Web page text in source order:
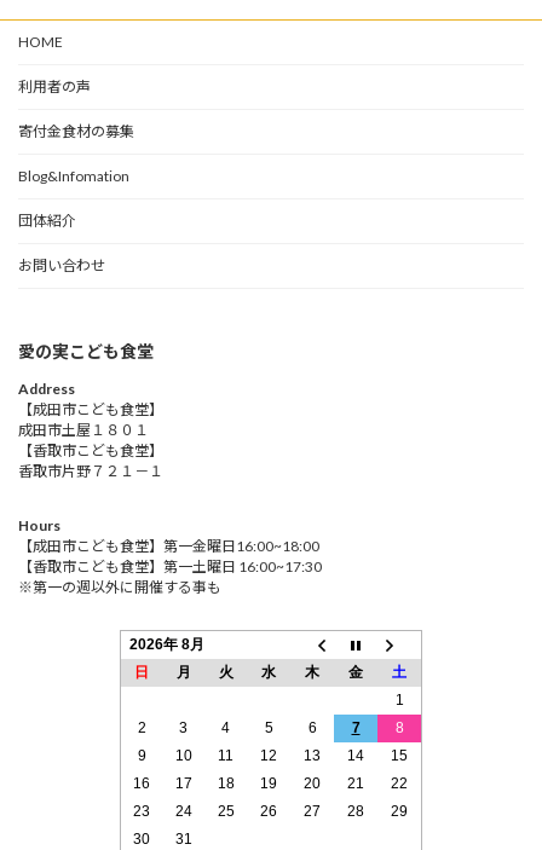
HOME
利用者の声
寄付金食材の募集
Blog&Infomation
団体紹介
お問い合わせ
愛の実こども食堂
Address
【成田市こども食堂】
成田市土屋１８０１
【香取市こども食堂】
香取市片野７２１－１
Hours
【成田市こども食堂】第一金曜日16:00~18:00
【香取市こども食堂】第一土曜日 16:00~17:30
※第一の週以外に開催する事も
2026年 8月
日
月 火 水 木 金
土
1
2
3 4 5 6 7
8
9
10 11 12 13 14
15
16
17 18 19 20 21
22
23
24 25 26 27 28
29
30
31